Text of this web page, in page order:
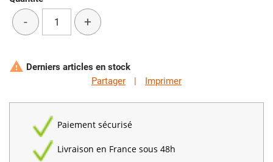
- +
 Derniers articles en stock
Partager
| Imprimer
Paiement sécurisé
Livraison en France sous 48h